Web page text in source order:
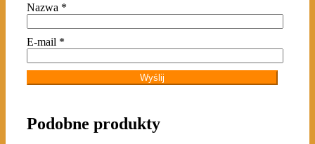
Nazwa *
E-mail *
Podobne produkty